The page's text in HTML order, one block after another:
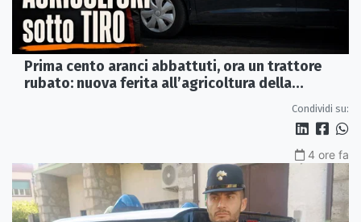
Prima cento aranci abbattuti, ora un trattore
rubato: nuova ferita all’agricoltura della
Condividi su:
4 ore fa